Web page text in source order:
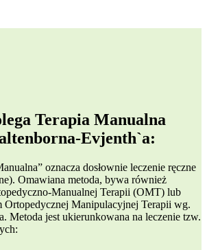
Terapia Manualna
Evjenth`a:
oznacza dosłownie leczenie ręczne
Omawiana metoda, bywa również
Manualnej Terapii (OMT) lub
Ortopedycznej Manipulacyjnej Terapii wg.
Metoda jest ukierunkowana na leczenie tzw.